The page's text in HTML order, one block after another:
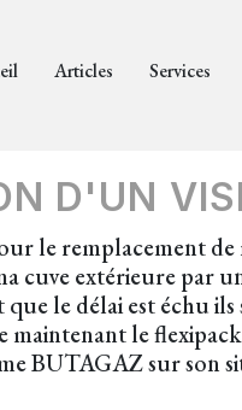
Articles Services
D'UN
le remplacement de
cuve extérieure par
le délai est échu
maintenant le
BUTAGAZ sur son